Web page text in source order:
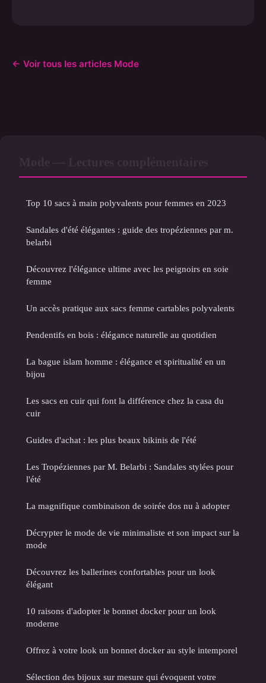
← Voir tous les articles Mode
Top 10 sacs à main polyvalents pour femmes en 2023
Sandales d'été élégantes : guide des tropéziennes par m.
belarbi
Découvrez l'élégance ultime avec les peignoirs en soie
femme
Un accès pratique aux sacs femme cartables polyvalents
Pendentifs en bois : élégance naturelle au quotidien
La bague islam homme : élégance et spiritualité en un
bijou
Les sacs en cuir qui font la différence chez la casa du
cuir
Guides d'achat : les plus beaux bikinis de l'été
Les Tropéziennes par M. Belarbi : Sandales stylées pour
l'été
La magnifique combinaison de soirée dos nu à adopter
Décrypter le mode de vie minimaliste et son impact sur la
mode
Découvrez les ballerines confortables pour un look
élégant
10 raisons d'adopter le bonnet docker pour un look
moderne
Offrez à votre look un bonnet docker au style intemporel
Sélection des bijoux sur mesure qui évoquent votre